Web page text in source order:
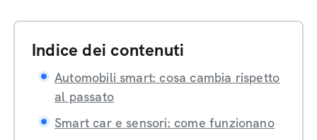
Indice dei contenuti
Automobili smart: cosa cambia rispetto
al passato
Smart car e sensori: come funzionano